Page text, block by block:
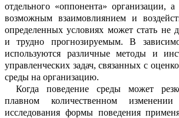
отдельного «оппонента» организации, а
возможным взаимовлиянием и
определенных условиях может стать не
и трудно прогнозируемым. В
используются различные методы и
управленческих задач, связанных с
среды на организацию.
Когда поведение среды может
плавном количественном
исследования формы поведения